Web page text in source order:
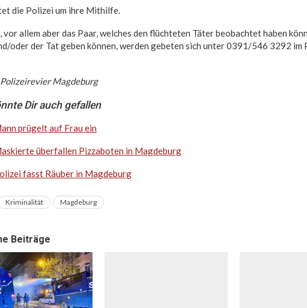
die Polizei um ihre Mithilfe.
vor allem aber das Paar, welches den flüchteten Täter beobachtet haben
oder der Tat geben können, werden gebeten sich unter 0391/546 3292
Magdeburg
Dir auch gefallen
prügelt auf Frau ein
überfallen Pizzaboten in Magdeburg
fasst Räuber in Magdeburg
Kriminalität Magdeburg
Beiträge